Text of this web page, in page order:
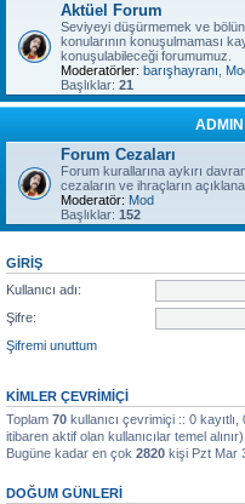
Aktüel Forum
Seviyeyi düşürmemek ve
konularının konuşulmaması
konuşulabileceği forumumuz.
Moderatörler: barışhayranı
Başlıklar: 21
Forum Cezaları
Forum kurallarına aykırı
cezaların ve ihraçların
Moderatör: Mod
Başlıklar: 152
GIRIŞ
Kullanıcı adı:
Şifre:
Şifremi unuttum
KIMLER ÇEVRIMIÇI
Toplam 70 kullanıcı çevrimiçi :: 0
itibaren aktif olan kullanıcılar temel alınır)
Bugüne kadar en çok 2820 kişi Pzt Mar
DOĞUM GÜNLERI